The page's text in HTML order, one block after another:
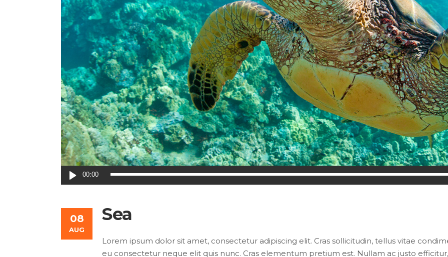
Audio
Player
00:00
08
AUG
Sea
Lorem ipsum dolor sit amet, consectetur adipiscing elit. Cras sollicitudin, tellus vitae
eu consectetur neque elit quis nunc. Cras elementum pretium est. Nullam ac justo